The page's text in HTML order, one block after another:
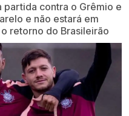
partida contra o Grêmio e
e não estará em
retorno do Brasileirão